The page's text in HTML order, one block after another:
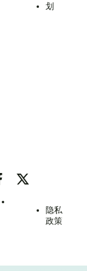
划
隐私
政策